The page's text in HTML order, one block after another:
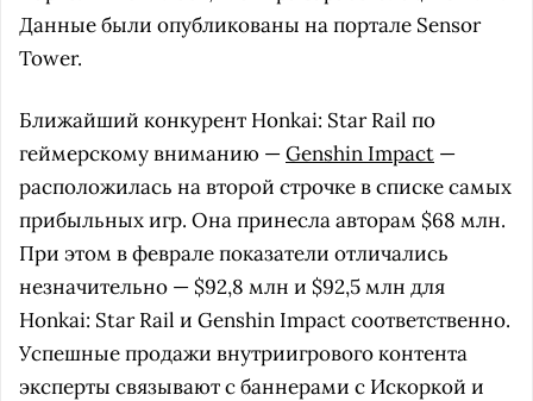
Данные были опубликованы на портале Sensor
Tower.
Ближайший конкурент Honkai: Star Rail по
геймерскому вниманию —Genshin Impact —
расположилась на второй строчке в списке самых
прибыльных игр. Она принесла авторам $68 млн.
При этом в феврале показатели отличались
незначительно — $92,8 млн и $92,5 млн для
Honkai: Star Rail и Genshin Impact соответственно.
Успешные продажи внутриигрового контента
эксперты связывают с баннерами с Искоркой и